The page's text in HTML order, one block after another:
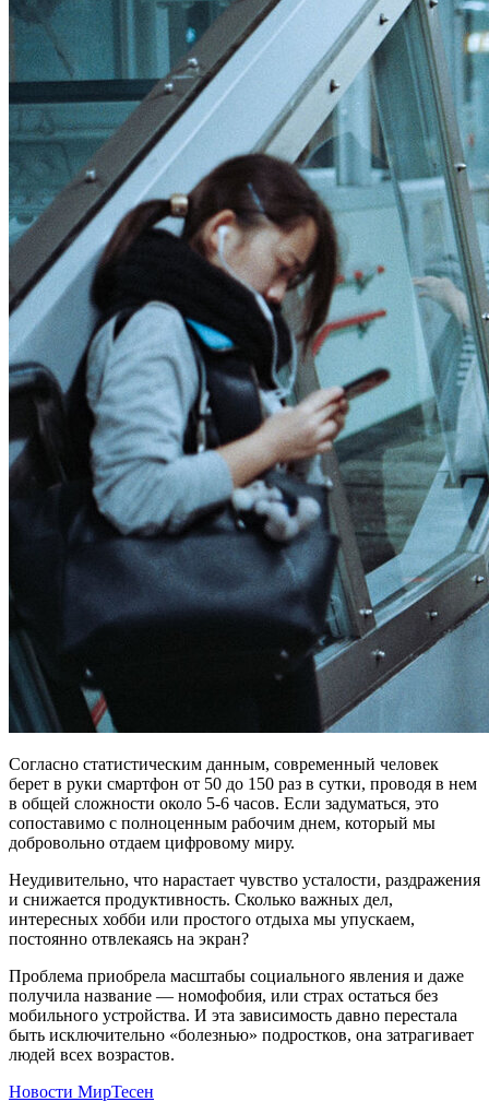
Согласно статистическим данным, современный человек
берет в руки смартфон от 50 до 150 раз в сутки, проводя в нем
в общей сложности около 5-6 часов. Если задуматься, это
сопоставимо с полноценным рабочим днем, который мы
добровольно отдаем цифровому миру.
Неудивительно, что нарастает чувство усталости, раздражения
и снижается продуктивность. Сколько важных дел,
интересных хобби или простого отдыха мы упускаем,
постоянно отвлекаясь на экран?
Проблема приобрела масштабы социального явления и даже
получила название — номофобия, или страх остаться без
мобильного устройства. И эта зависимость давно перестала
быть исключительно «болезнью» подростков, она затрагивает
людей всех возрастов.
Новости МирТесен